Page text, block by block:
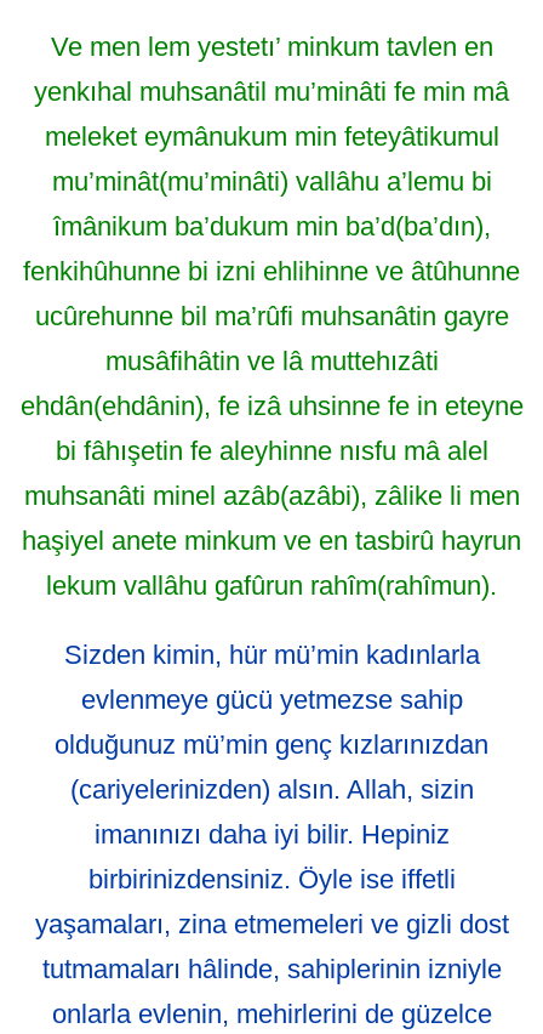
Ve men lem yestetı’ minkum tavlen en
yenkıhal muhsanâtil mu’minâti fe min mâ
meleket eymânukum min feteyâtikumul
mu’minât(mu’minâti) vallâhu a’lemu bi
îmânikum ba’dukum min ba’d(ba’dın),
fenkihûhunne bi izni ehlihinne ve âtûhunne
ucûrehunne bil ma’rûfi muhsanâtin gayre
musâfihâtin ve lâ muttehızâti
ehdân(ehdânin), fe izâ uhsinne fe in eteyne
bi fâhışetin fe aleyhinne nısfu mâ alel
muhsanâti minel azâb(azâbi), zâlike li men
haşiyel anete minkum ve en tasbirû hayrun
lekum vallâhu gafûrun rahîm(rahîmun).
Sizden kimin, hür mü’min kadınlarla
evlenmeye gücü yetmezse sahip
olduğunuz mü’min genç kızlarınızdan
(cariyelerinizden) alsın. Allah, sizin
imanınızı daha iyi bilir. Hepiniz
birbirinizdensiniz. Öyle ise iffetli
yaşamaları, zina etmemeleri ve gizli dost
tutmamaları hâlinde, sahiplerinin izniyle
onlarla evlenin, mehirlerini de güzelce